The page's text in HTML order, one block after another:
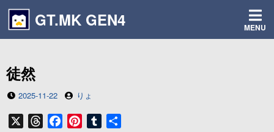
へ
キ
GT.MK GEN4 MENU
徒然
投
日
2025-11-22
投
者
りょ